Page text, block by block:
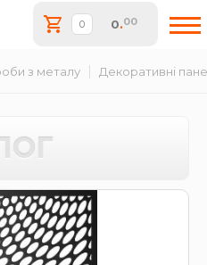
0.00
з металу Декоративні